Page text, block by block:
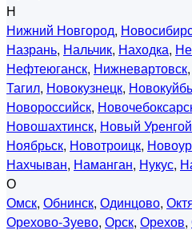
Н
Нижний Новгород,
Назрань, Нальчик, Находка,
Нефтеюганск, Нижневартовск,
Тагил, Новокузнецк,
Новороссийск,
Новошахтинск, Новый Уренгой
Ноябрьск, Новотроицк,
Нахчыван, Наманган, Нукус,
О
Омск, Обнинск, Одинцово,
Орехово-Зуево, Орск, Орехов,